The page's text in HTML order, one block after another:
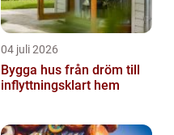
04 juli 2026
Bygga hus från dröm till
inflyttningsklart hem